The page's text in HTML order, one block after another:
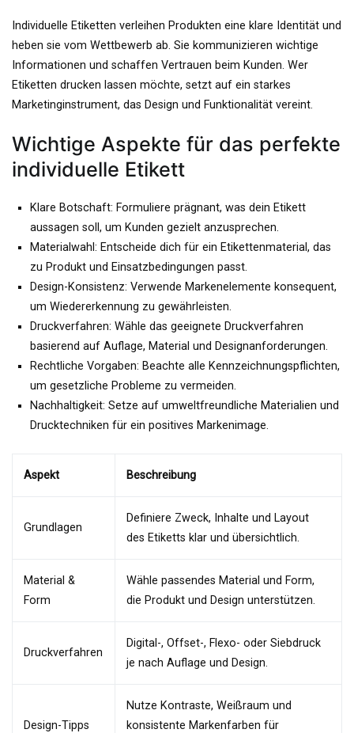
Individuelle Etiketten verleihen Produkten eine klare Identität und
heben sie vom Wettbewerb ab. Sie kommunizieren wichtige
Informationen und schaffen Vertrauen beim Kunden. Wer
Etiketten drucken lassen möchte, setzt auf ein starkes
Marketinginstrument, das Design und Funktionalität vereint.
Wichtige Aspekte für das perfekte
individuelle Etikett
Klare Botschaft: Formuliere prägnant, was dein Etikett
aussagen soll, um Kunden gezielt anzusprechen.
Materialwahl: Entscheide dich für ein Etikettenmaterial, das
zu Produkt und Einsatzbedingungen passt.
Design-Konsistenz: Verwende Markenelemente konsequent,
um Wiedererkennung zu gewährleisten.
Druckverfahren: Wähle das geeignete Druckverfahren
basierend auf Auflage, Material und Designanforderungen.
Rechtliche Vorgaben: Beachte alle Kennzeichnungspflichten,
um gesetzliche Probleme zu vermeiden.
Nachhaltigkeit: Setze auf umweltfreundliche Materialien und
Drucktechniken für ein positives Markenimage.
Aspekt Beschreibung
Grundlagen
Definiere Zweck, Inhalte und Layout
des Etiketts klar und übersichtlich.
Material &
Form
Wähle passendes Material und Form,
die Produkt und Design unterstützen.
Druckverfahren
Digital-, Offset-, Flexo- oder Siebdruck
je nach Auflage und Design.
Design-Tipps
Nutze Kontraste, Weißraum und
konsistente Markenfarben für